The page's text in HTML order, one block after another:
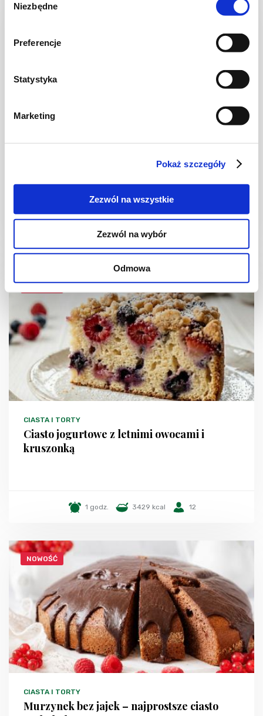
zgody
Niezbędne
Preferencje
Statystyka
Marketing
Pokaż szczegóły
Zezwól na wszystkie
Zezwól na wybór
Odmowa
Ciasto warstwowe z kremem i malinową
1 dzień 4954 kcal
CIASTA I TORTY
Ciasto jogurtowe z letnimi owocami i
kruszonką
1 godz. 3429 kcal 12
NOWOŚĆ
CIASTA I TORTY
Murzynek bez jajek – najprostsze ciasto